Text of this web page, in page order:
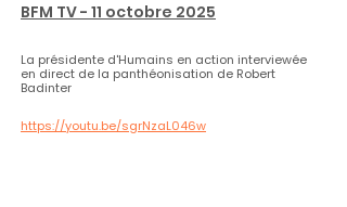
BFM TV - 11 octobre 2025
La présidente d'Humains en action interviewée
en direct de la panthéonisation de Robert
Badinter
https://youtu.be/sgrNzaL046w